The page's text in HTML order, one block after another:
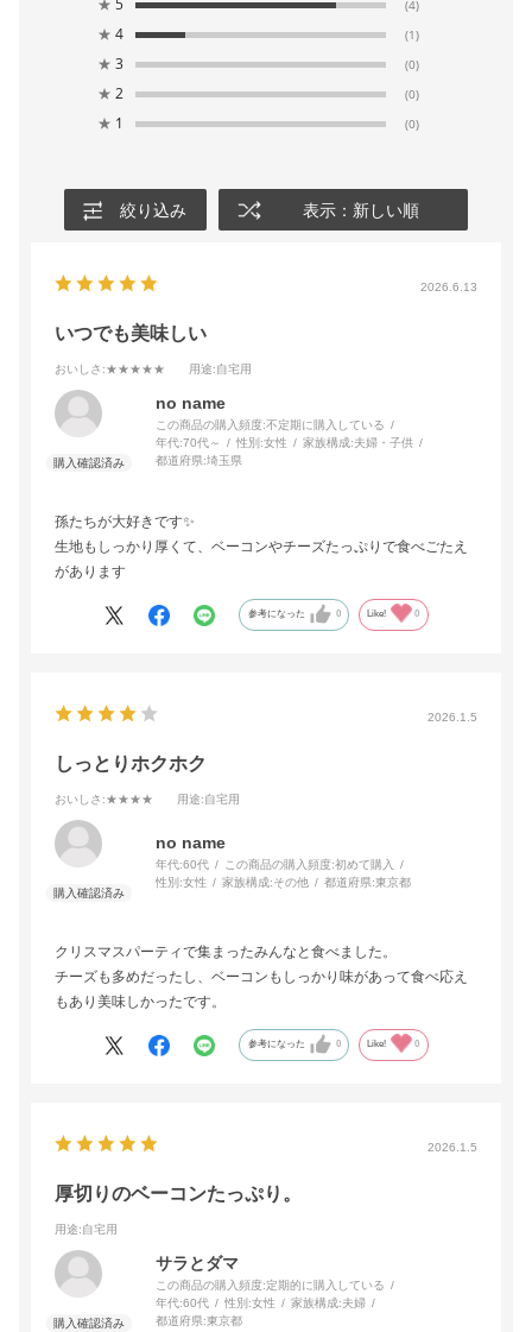
★ 5 (4)
★ 4 (1)
★ 3 (0)
★ 2 (0)
★ 1 (0)
絞り込み 表示：新しい順
2026.6.13
いつでも美味しい
おいしさ :★★★★★ 用途:自宅用
no name
この商品の購入頻度:不定期に購入している
年代:70代～ 性別:女性 家族構成:夫婦・子供
都道府県:埼玉県
孫たちが大好きです✨
生地もしっかり厚くて、ベーコンやチーズたっぷりで食べごたえ
があります
参考になった 0 Like! 0
2026.1.5
しっとりホクホク
おいしさ :★★★★ 用途:自宅用
no name
年代:60代 この商品の購入頻度:初めて購入
性別:女性 家族構成:その他 都道府県:東京都
クリスマスパーティで集まったみんなと食べました。
チーズも多めだったし、ベーコンもしっかり味があって食べ応え
もあり美味しかったです。
参考になった 0 Like! 0
2026.1.5
厚切りのベーコンたっぷり。
用途:自宅用
サラとダマ
この商品の購入頻度:定期的に購入している
年代:60代 性別:女性 家族構成:夫婦
都道府県:東京都